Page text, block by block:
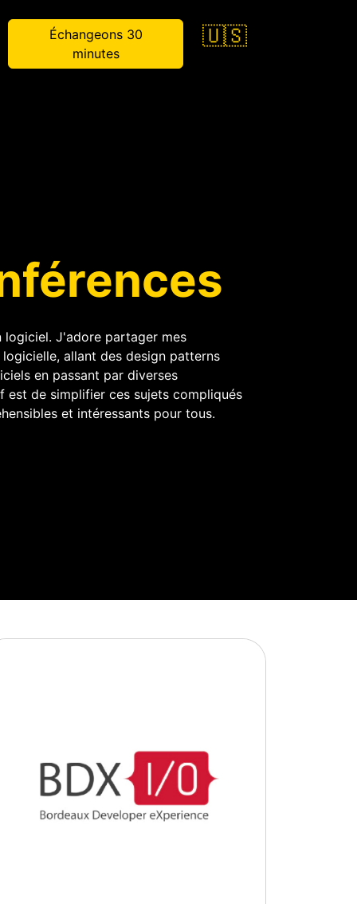
Échangeons 30
minutes
🇺🇸
logiciel. J'adore partager mes
allant des design patterns
en passant par diverses
est de simplifier ces sujets compliqués
et intéressants pour tous.